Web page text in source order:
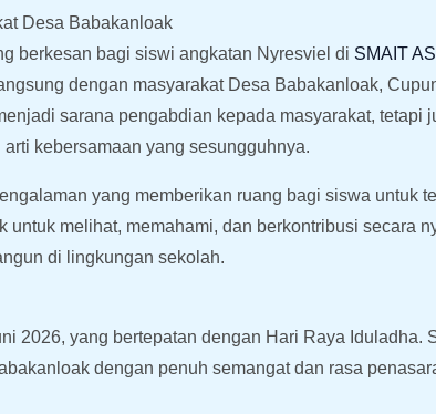
Desa Babakanloak
berkesan bagi siswi angkatan Nyresviel di SMAIT
dengan masyarakat Desa Babakanloak,
sarana pengabdian kepada masyarakat, tetapi
kebersamaan yang sesungguhnya.
yang memberikan ruang bagi siswa untuk
melihat, memahami, dan berkontribusi secara
di lingkungan sekolah.
2026, yang bertepatan dengan Hari Raya Iduladha.
dengan penuh semangat dan rasa